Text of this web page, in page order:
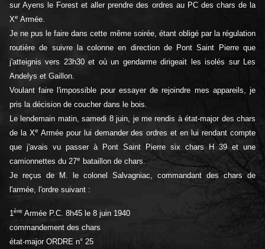
sur Ayens le Forest et aller prendre des ordres au PC des chars de la
Xe Armée.
Je ne pus le faire dans cette même soirée, étant obligé par la régulation
routière de suivre la colonne en direction de Pont Saint Pierre que
j'atteignis vers 23h30 et où un gendarme dirigeait les isolés sur Les
Andelys et Gaillon.
Voulant faire l'impossible pour essayer de rejoindre mes appareils, je
pris la décision de coucher dans le bois.
Le lendemain matin, samedi 8 juin, je me rendis à état-major des chars
de la Xe Armée pour lui demander des ordres et en lui rendant compte
que j'avais vu passer à Pont Saint Pierre six chars H 39 et une
camionnettes du 27e
bataillon de chars.
Je reçus de M. le colonel Salvagniac, commandant des chars de
l'armée, l'ordre suivant :
1ère Armée P.C. 8h45 le 8 juin 1940
commandement des chars
état-major ORDRE n° 25